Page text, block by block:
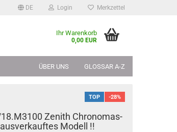
DE Login Merkzettel
Ihr Warenkorb
0,00 EUR
ÜBER UNS GLOSSAR A-Z
TOP -28%
Ze­nith Chro­no­mas­
Mo­dell !!